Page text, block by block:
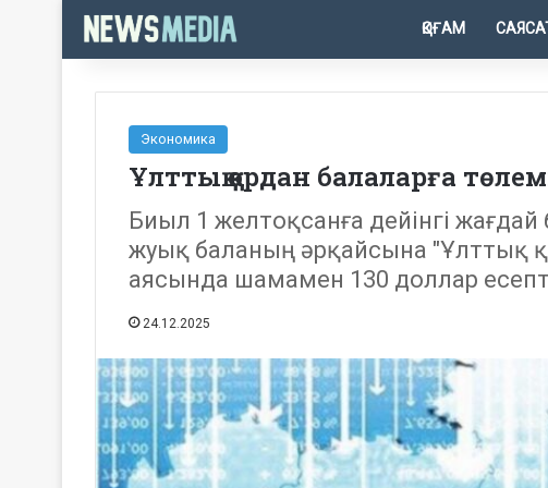
ҚОҒАМ
Экономика
Ұлттық қордан балаларға
Биыл 1 желтоқсанға дейінгі
жуық баланың әрқайсына "Ұлттық
аясында шамамен 130 доллар
24.12.2025